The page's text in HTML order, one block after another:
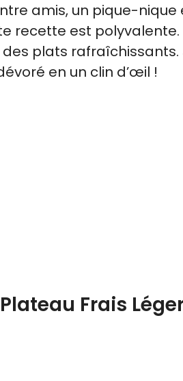
amis, un pique-
recette est
des plats
en un clin d’œil !
Frais